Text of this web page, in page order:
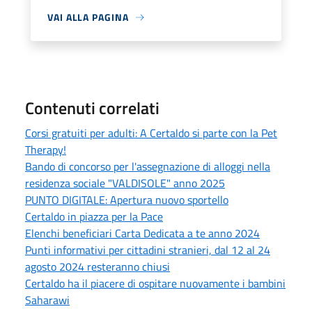
VAI ALLA PAGINA
Contenuti correlati
Corsi gratuiti per adulti: A Certaldo si parte con la Pet
Therapy!
Bando di concorso per l'assegnazione di alloggi nella
residenza sociale "VALDISOLE" anno 2025
PUNTO DIGITALE: Apertura nuovo sportello
Certaldo in piazza per la Pace
Elenchi beneficiari Carta Dedicata a te anno 2024
Punti informativi per cittadini stranieri, dal 12 al 24
agosto 2024 resteranno chiusi
Certaldo ha il piacere di ospitare nuovamente i bambini
Saharawi